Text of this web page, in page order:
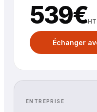
539€
Échanger
ENTREPRISE